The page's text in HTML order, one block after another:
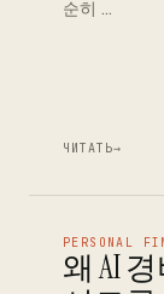
순히 …
ЧИТАТЬ→
PERSONAL
왜 AI